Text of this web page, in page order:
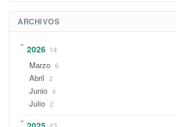
ARCHIVOS
2026 14
Marzo 6
Abril 2
Junio 4
Julio 2